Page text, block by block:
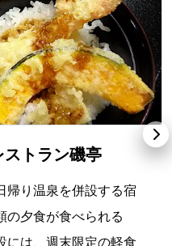
トラン磯亭
帰り温泉を併設する宿
の夕食が食べられる
には、週末限定の軽食